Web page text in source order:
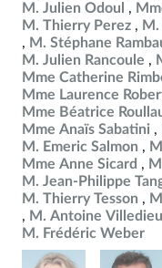
M. Julien Odoul
M. Thierry Perez
M. Stéphane
M. Julien Rancoule
Mme Catherine
Mme Laurence
Mme Béatrice
Mme Anaïs Sabatini
M. Emeric Salmon
Mme Anne Sicard
M. Jean-Philippe
M. Thierry Tesson
M. Antoine Villedieu
M. Frédéric Weber